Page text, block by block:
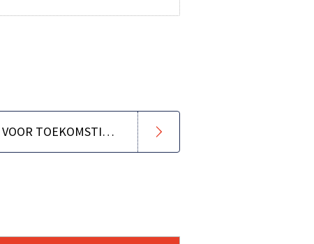
WHITEPAPER: 10 TIPS VOOR TOEKOMSTIG KLANTCONTACT